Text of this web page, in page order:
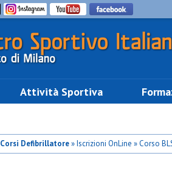
Attività Sportiva
Corsi Defibrillatore» Iscrizioni OnLine » Corso